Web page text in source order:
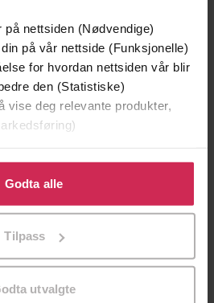
nettsiden (Nødvendige)
på vår nettside (Funksjonelle)
for hvordan nettsiden vår blir
den (Statistiske)
vise deg relevante produkter,
å gi oss ditt samtykke til å
formålene. Du kan også
spesifikke formål ved å klikke
Godta alle
Tilpass
utvalgte
Et rikt menneske